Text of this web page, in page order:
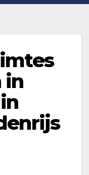
in